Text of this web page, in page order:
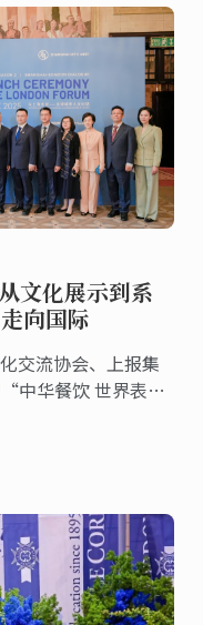
文化展示到系
向国际
交流协会、上报集
中华餐饮 世界表达
...